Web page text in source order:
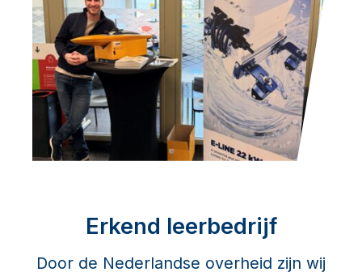
Erkend leerbedrijf
Door de Nederlandse overheid zijn wij